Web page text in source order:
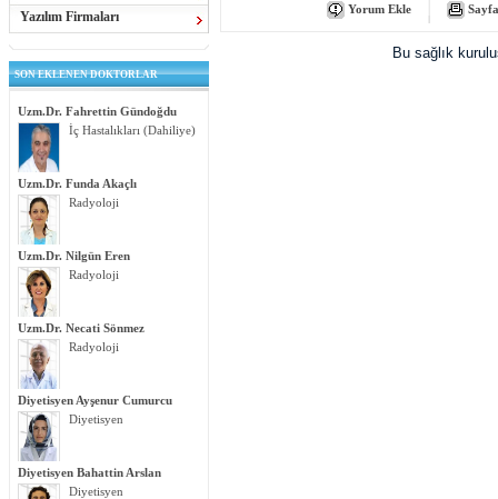
Yazılım Firmaları
SON EKLENEN DOKTORLAR
Uzm.Dr. Fahrettin Gündoğdu
İç Hastalıkları (Dahiliye)
Uzm.Dr. Funda Akaçlı
Radyoloji
Uzm.Dr. Nilgün Eren
Radyoloji
Uzm.Dr. Necati Sönmez
Radyoloji
Diyetisyen Ayşenur Cumurcu
Diyetisyen
Diyetisyen Bahattin Arslan
Diyetisyen
Yorum Ekle
Bu sağlık